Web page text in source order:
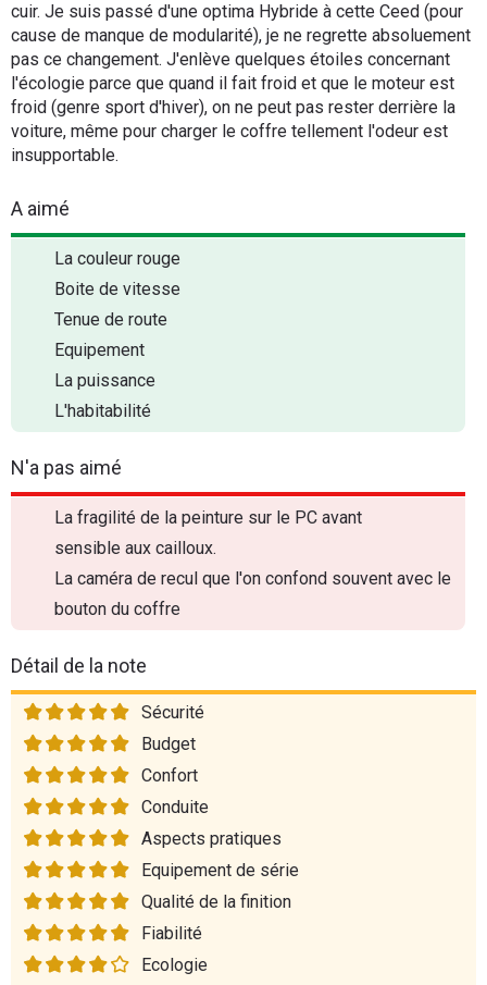
Moto
Marques
cuir. Je suis passé d'une optima Hybride à cette Ceed (pour
cause de manque de modularité), je ne regrette absoluement
pas ce changement. J'enlève quelques étoiles concernant
l'écologie parce que quand il fait froid et que le moteur est
froid (genre sport d'hiver), on ne peut pas rester derrière la
voiture, même pour charger le coffre tellement l'odeur est
insupportable.
A aimé
La couleur rouge
Boite de vitesse
Tenue de route
Equipement
La puissance
L'habitabilité
N'a pas aimé
La fragilité de la peinture sur le PC avant
sensible aux cailloux.
La caméra de recul que l'on confond souvent avec le
bouton du coffre
Détail de la note
Sécurité
Budget
Confort
Conduite
Aspects pratiques
Equipement de série
Qualité de la finition
Fiabilité
Ecologie